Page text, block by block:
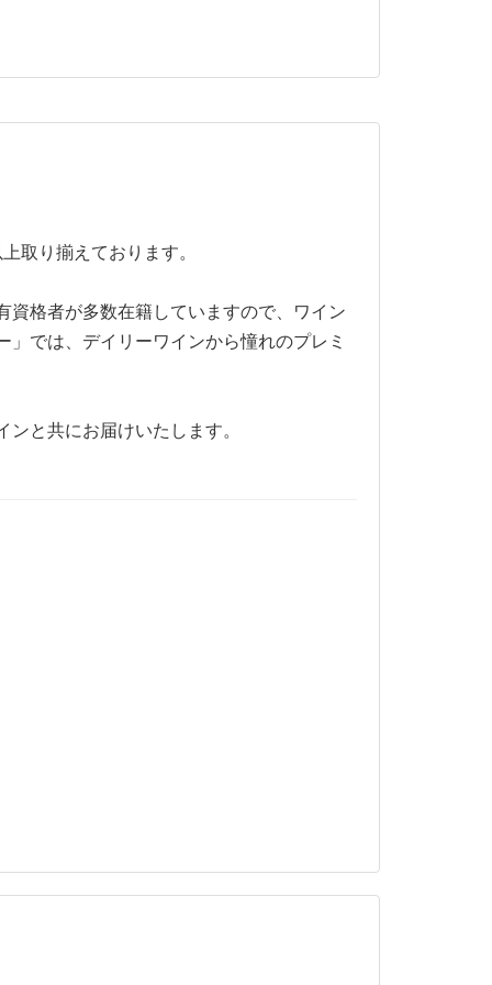
取り揃えております。
格者が多数在籍していますので、ワイン
では、デイリーワインから憧れのプレミ
と共にお届けいたします。